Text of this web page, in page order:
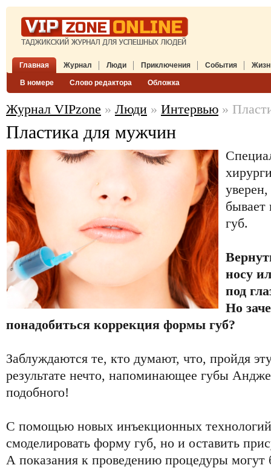
Главная Журнал
В номере Слово редактора Обложка
Люди Приключения События
Журнал VIPzone » Люди » Интервью »
Пластика для мужчин
бывает
губ.
носу
под
Но
понадобиться коррекция формы губ?
Заблуждаются те, кто думают, что, пройдя
результате нечто, напоминающее губы
подобного!
С помощью новых инъекционных
смоделировать форму губ, но и оставить
А показания к проведению процедуры могут